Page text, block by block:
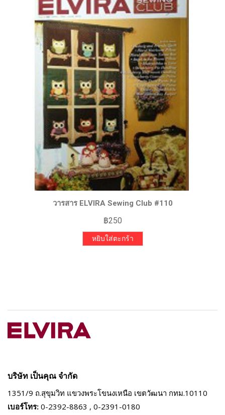
วารสาร ELVIRA Sewing Club #110
฿250
หยิบใส่ตะกร้า
บริษัท เป็นคุณ จำกัด
1351/9 ถ.สุขุมวิท แขวงพระโขนงเหนือ เขตวัฒนา กทม.10110
เบอร์โทร: 0-2392-8863 , 0-2391-0180